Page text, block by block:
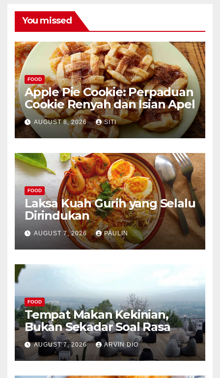
You missed
FOOD
Apple Pie Cookie: Perpaduan
Cookie Renyah dan Isian Apel
AUGUST 8, 2026 SITI
FOOD
Laksa Kuah Gurih yang Selalu
Dirindukan
AUGUST 7, 2026 PAULIN
FOOD
Tempat Makan Kekinian,
Bukan Sekadar Soal Rasa
AUGUST 7, 2026 ARVIN DIO